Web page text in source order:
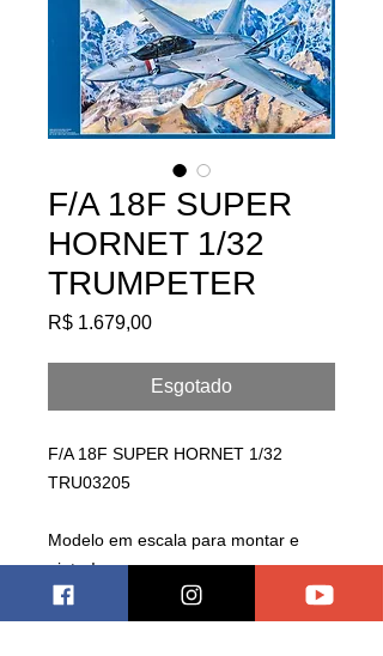
F/A 18F SUPER
HORNET 1/32
TRUMPETER
R$ 1.679,00Preço
Esgotado
F/A 18F SUPER HORNET 1/32
TRU03205
Modelo em escala para montar e
pintar!
contém peças em photoetched
pneus em borracha